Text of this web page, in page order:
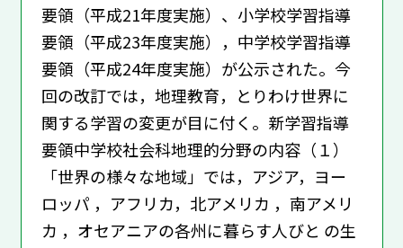
要領（平成21年度実施）、小学校学習指導
要領（平成23年度実施），中学校学習指導
要領（平成24年度実施）が公示された。今
回の改訂では，地理教育，とりわけ世界に
関する学習の変更が目に付く。新学習指導
要領中学校社会科地理的分野の内容（１）
「世界の様々な地域」では，アジア，ヨー
ロッパ ，アフリカ，北アメリカ ，南アメリ
カ ，オセアニアの各州に暮らす人びと の生